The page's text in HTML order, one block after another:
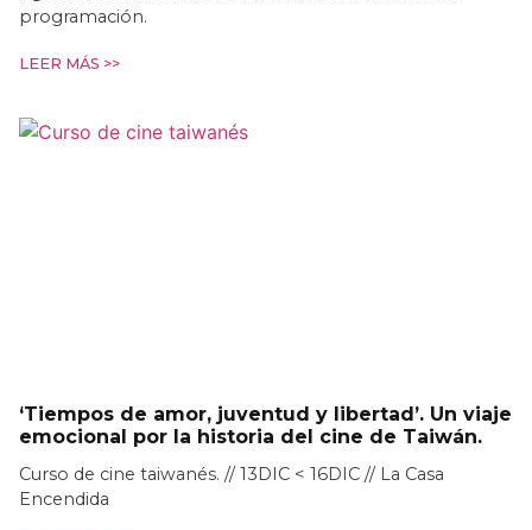
programación.
LEER MÁS >>
‘Tiempos de amor, juventud y libertad’. Un viaje
emocional por la historia del cine de Taiwán.
Curso de cine taiwanés. // 13DIC < 16DIC // La Casa
Encendida